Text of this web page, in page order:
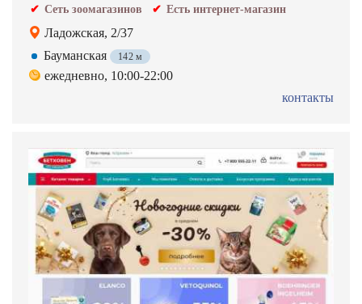
Сеть зоомагазинов Есть интернет-магазин
Ладожская, 2/37
Бауманская
142 м
ежедневно, 10:00-22:00
контакты